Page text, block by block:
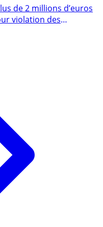
à une agence de
violation des